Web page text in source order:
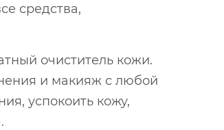
средства,
очиститель кожи.
и макияж с любой
успокоить кожу,